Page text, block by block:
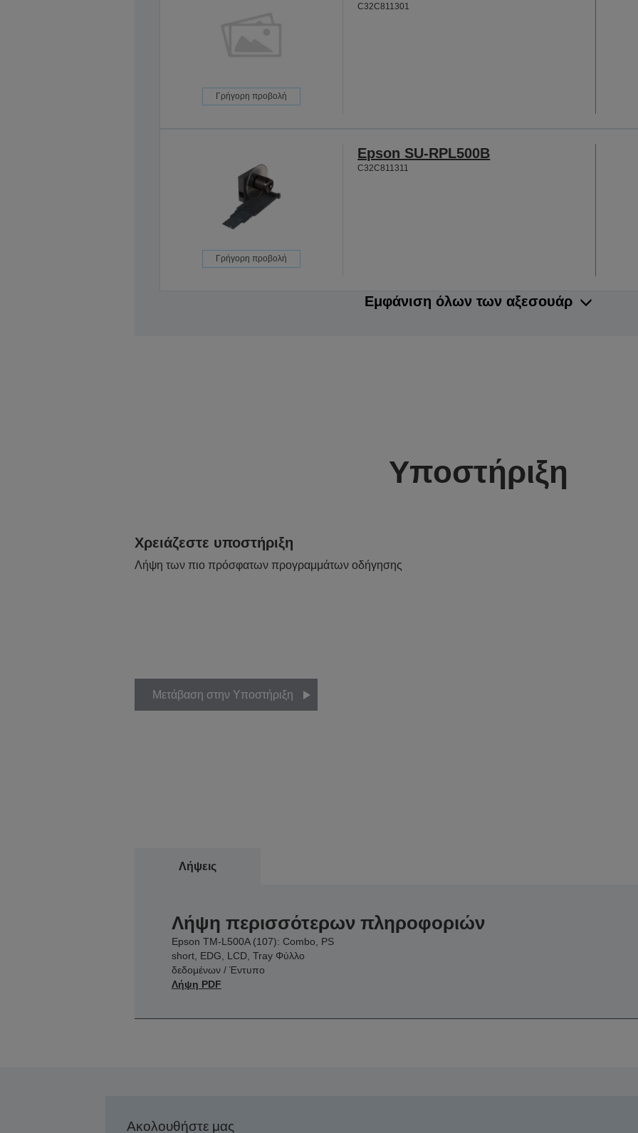
Γρήγορη προβολή
C32C811301
Γρήγορη προβολή
Epson SU-RPL500B
C32C811311
Εμφάνιση όλων των αξεσουάρ
Υποστήριξη
Χρειάζεστε υποστήριξη
Λήψη των πιο πρόσφατων προγραμμάτων οδήγησης
Μετάβαση στην Υποστήριξη
Λήψεις
Λήψη περισσότερων πληροφοριών
Epson TM-L500A (107): Combo, PS
short, EDG, LCD, Tray Φύλλο
δεδομένων / Έντυπο
Λήψη PDF
Ακολουθήστε μας